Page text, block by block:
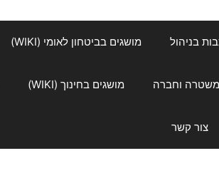
בניהול מושגים בביטחון לאומי (WIKI)
וחברה מושגים בחינוך (WIKI)
צור קשר